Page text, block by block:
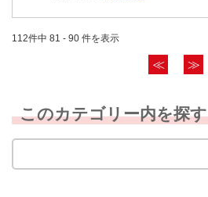
112件中 81 - 90 件を表示
≪ ≫
このカテゴリー内を探す